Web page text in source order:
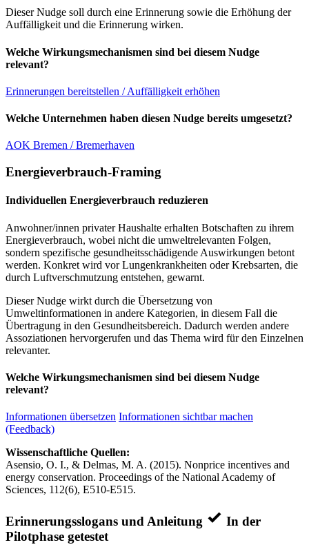
Dieser Nudge soll durch eine Erinnerung sowie die Erhöhung der
Auffälligkeit und die Erinnerung wirken.
Welche Wirkungsmechanismen sind bei diesem Nudge
relevant?
Erinnerungen bereitstellen / Auffälligkeit erhöhen
Welche Unternehmen haben diesen Nudge bereits umgesetzt?
AOK Bremen / Bremerhaven
Energieverbrauch-Framing
Individuellen Energieverbrauch reduzieren
Anwohner/innen privater Haushalte erhalten Botschaften zu ihrem
Energieverbrauch, wobei nicht die umweltrelevanten Folgen,
sondern spezifische gesundheitsschädigende Auswirkungen betont
werden. Konkret wird vor Lungenkrankheiten oder Krebsarten, die
durch Luftverschmutzung entstehen, gewarnt.
Dieser Nudge wirkt durch die Übersetzung von
Umweltinformationen in andere Kategorien, in diesem Fall die
Übertragung in den Gesundheitsbereich. Dadurch werden andere
Assoziationen hervorgerufen und das Thema wird für den Einzelnen
relevanter.
Welche Wirkungsmechanismen sind bei diesem Nudge
relevant?
Informationen übersetzen Informationen sichtbar machen
(Feedback)
Wissenschaftliche Quellen:
Asensio, O. I., & Delmas, M. A. (2015). Nonprice incentives and
energy conservation. Proceedings of the National Academy of
Sciences, 112(6), E510-E515.
Erinnerungsslogans und Anleitung
In der
Pilotphase getestet